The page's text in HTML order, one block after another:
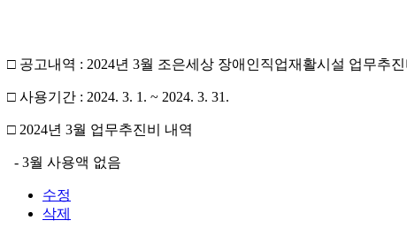
□ 공고내역 : 2024년 3월 조은세상 장애인직업재활시설 업무추
□ 사용기간 : 2024. 3. 1. ~ 2024. 3. 31.
□ 2024년 3월 업무추진비 내역
- 3월 사용액 없음
수정
삭제